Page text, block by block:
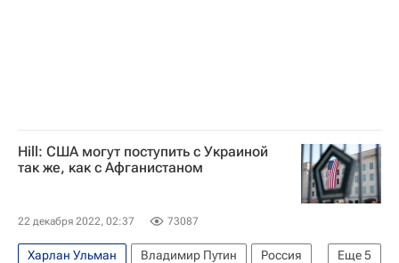
Hill: США могут поступить с Украиной
так же, как с Афганистаном
22 декабря 2022, 02:37 73087
Еще5
Харлан Ульман Владимир Путин
Россия